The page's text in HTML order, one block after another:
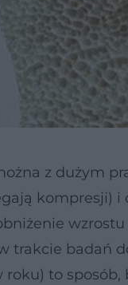
z dużym
kompresji) i
wzrostu
trakcie badań
roku) to